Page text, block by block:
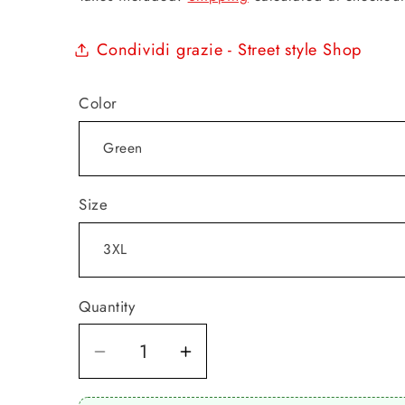
Condividi grazie - Street style Shop
Color
Size
Quantity
Quantity
Decrease
quantity
Increase
quantity